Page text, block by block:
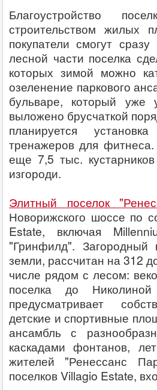
Благоустройство
строительством жилых
покупатели смогут
лесной части поселка
которых зимой можно
озеленение паркового
бульваре, который уже
выложено брусчаткой
планируется
тренажеров для
еще 7,5 тыс.
изгороди.
Элитный поселок
Новорижского шоссе по
Estate, включая
"Гринфилд".
земли, рассчитан на 312
числе рядом с лесом:
поселка до
предусматривает
детские и спортивные
ансамбль с
каскадами фонтанов,
жителей "Ренессанс
поселков Villagio Estate,